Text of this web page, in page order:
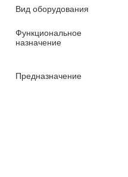
Вид оборудования
Функциональное
назначение
Предназначение